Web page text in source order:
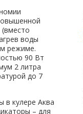
воды
режиме.
90 Вт
2 литра
до 7
в кулере Аква
– для